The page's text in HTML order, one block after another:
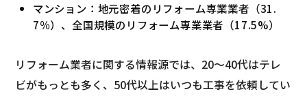
マンション：地元密着のリフォーム専業業者（31.
7％）、全国規模のリフォーム専業業者（17.5%）
リフォーム業者に関する情報源では、20～40代はテレ
ビがもっとも多く、50代以上はいつも⼯事を依頼してい